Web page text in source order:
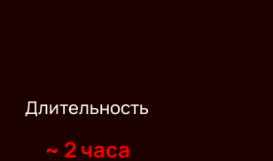
Длительность
~ 2 часа